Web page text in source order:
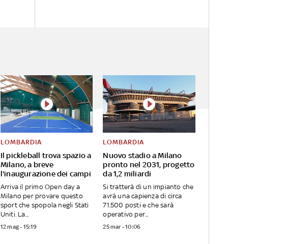
Il pickleball trova spazio a
Milano, a breve
l'inaugurazione dei campi
LOMBARDIA
Arriva il primo Open day a
Milano per provare questo
sport che spopola negli Stati
Uniti. La...
12 mag - 15:19
Nuovo stadio a Milano
pronto nel 2031, progetto
da 1,2 miliardi
LOMBARDIA
Si tratterà di un impianto che
avrà una capienza di circa
71.500 posti e che sarà
operativo per...
25 mar - 10:06